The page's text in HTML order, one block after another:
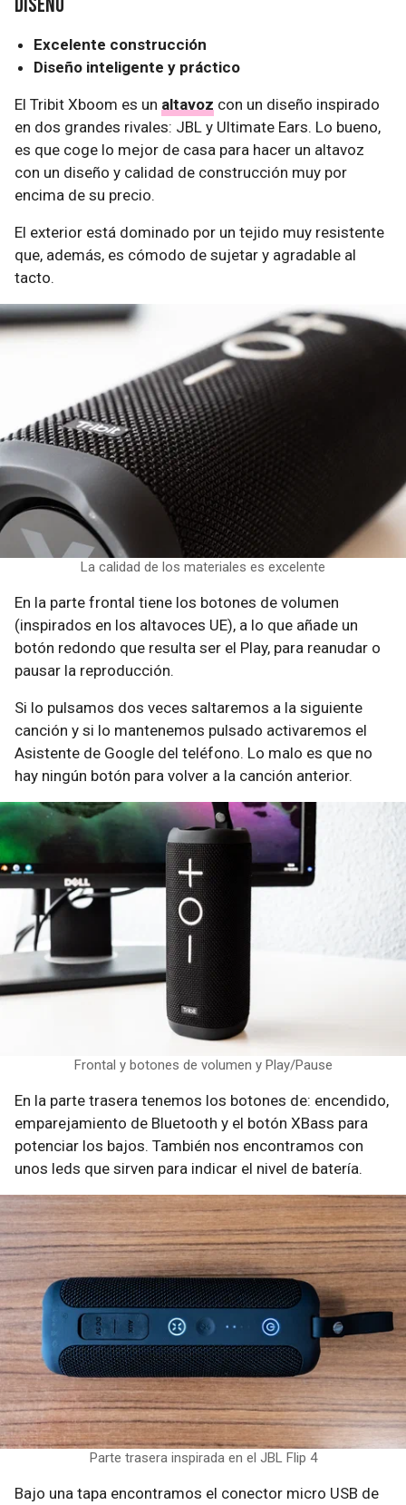
Excelente construcción
Diseño inteligente y práctico
El Tribit Xboom es un altavoz con un diseño inspirado
en dos grandes rivales: JBL y Ultimate Ears. Lo bueno,
es que coge lo mejor de casa para hacer un altavoz
con un diseño y calidad de construcción muy por
encima de su precio.
El exterior está dominado por un tejido muy resistente
que, además, es cómodo de sujetar y agradable al
tacto.
La calidad de los materiales es excelente
En la parte frontal tiene los botones de volumen
(inspirados en los altavoces UE), a lo que añade un
botón redondo que resulta ser el Play, para reanudar o
pausar la reproducción.
Si lo pulsamos dos veces saltaremos a la siguiente
canción y si lo mantenemos pulsado activaremos el
Asistente de Google del teléfono. Lo malo es que no
hay ningún botón para volver a la canción anterior.
Frontal y botones de volumen y Play/Pause
En la parte trasera tenemos los botones de: encendido,
emparejamiento de Bluetooth y el botón XBass para
potenciar los bajos. También nos encontramos con
unos leds que sirven para indicar el nivel de batería.
Parte trasera inspirada en el JBL Flip 4
Bajo una tapa encontramos el conector micro USB de